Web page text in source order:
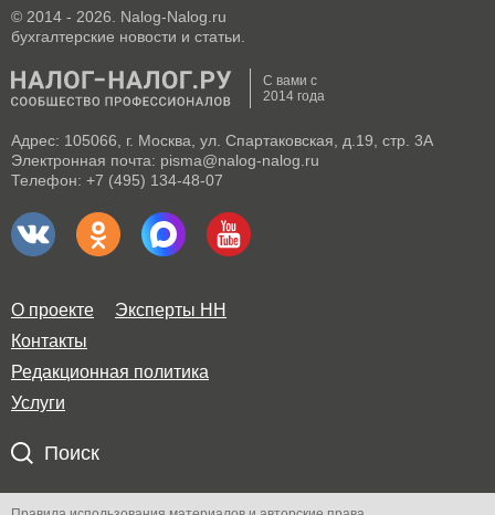
© 2014 - 2026. Nalog-Nalog.ru
бухгалтерские новости и статьи.
С вами с
2014 года
Адрес: 105066, г. Москва, ул. Спартаковская, д.19, стр. 3А
Электронная почта: pisma@nalog-nalog.ru
Телефон: +7 (495) 134-48-07
О проекте
Эксперты НН
Контакты
Редакционная политика
Услуги
Поиск